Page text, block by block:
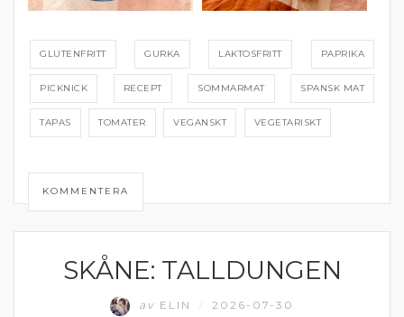
GLUTENFRITT GURKA LAKTOSFRITT PAPRIKA
PICKNICK RECEPT SOMMARMAT SPANSK MAT
TAPAS TOMATER VEGANSKT VEGETARISKT
KOMMENTERA
ÄTA UTESKÅNE: TALLDUNGEN
av ELIN 2026-07-30